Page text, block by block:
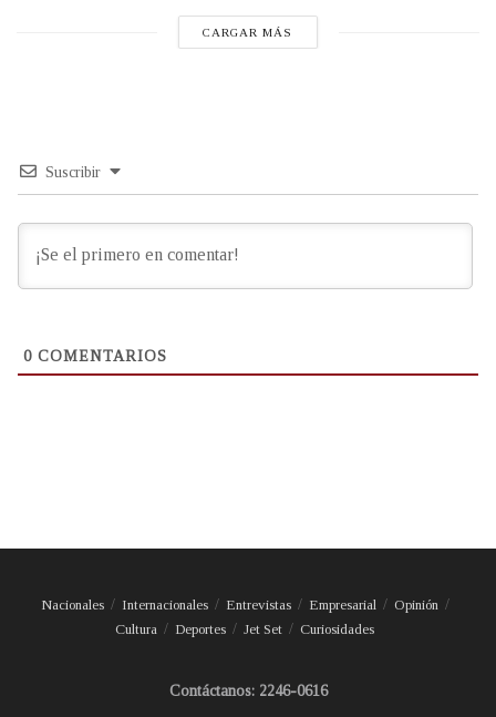
CARGAR MÁS
Suscribir
0 COMENTARIOS
Nacionales Internacionales Entrevistas Empresarial
Opinión
Cultura
Deportes Jet Set Curiosidades
Contáctanos: 2246-0616